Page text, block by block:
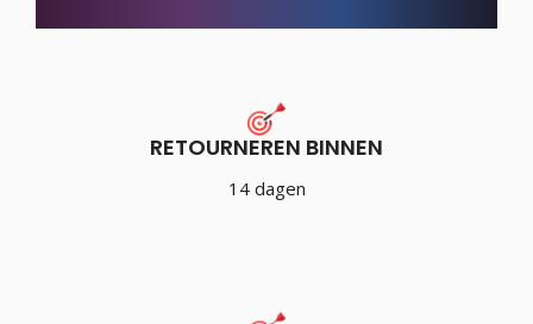
RETOURNEREN BINNEN
14 dagen